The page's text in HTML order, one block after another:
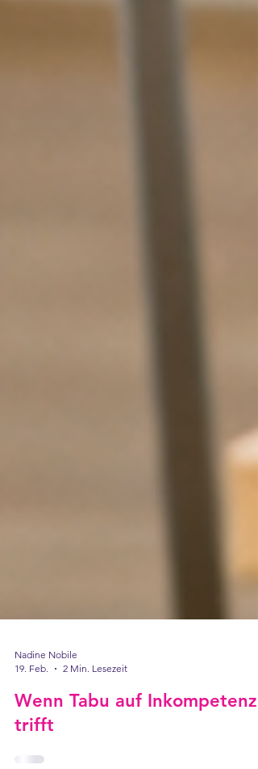
19. Feb.
2 Min. Lesezeit
Wenn Tabu auf Inkompetenz
trifft